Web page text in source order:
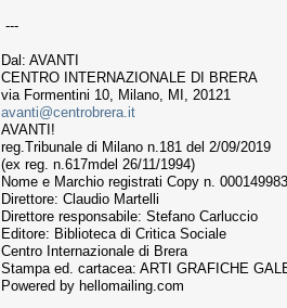
---
Dal: AVANTI
CENTRO INTERNAZIONALE DI BRERA
via Formentini 10, Milano, MI, 20121
avanti@centrobrera.it
AVANTI!
reg.Tribunale di Milano n.181 del 2/09/2019
(ex reg. n.617mdel 26/11/1994)
Nome e Marchio registrati Copy n.
Direttore: Claudio Martelli
Direttore responsabile: Stefano Carluccio
Editore: Biblioteca di Critica Sociale
Centro Internazionale di Brera
Stampa ed. cartacea: ARTI GRAFICHE
Powered by hellomailing.com